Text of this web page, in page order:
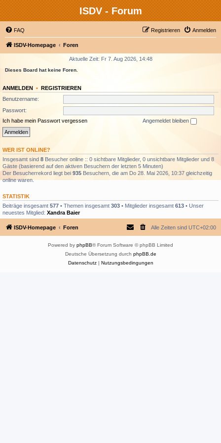
ISDV - Forum
FAQ Anmelden
Registrieren
ISDV-Homepage Foren
Aktuelle Zeit: Fr 7. Aug 2026, 14:48
Dieses Board hat keine Foren.
ANMELDEN • REGISTRIEREN
Benutzername:
Passwort:
Ich habe mein Passwort vergessen
Angemeldet bleiben
WER IST ONLINE?
Insgesamt sind 8 Besucher online :: 0 sichtbare Mitglieder, 0 unsichtbare Mitglieder und 8
Gäste (basierend auf den aktiven Besuchern der letzten 5 Minuten)
Der Besucherrekord liegt bei 935 Besuchern, die am Do 28. Mai 2026, 10:37 gleichzeitig
online waren.
STATISTIK
Beiträge insgesamt 577 • Themen insgesamt 303 • Mitglieder insgesamt 613 • Unser
neuestes Mitglied: Xandra Baier
ISDV-Homepage Foren Alle Zeiten sind UTC+02:00
Powered by phpBB® Forum Software © phpBB Limited
Deutsche Übersetzung durch phpBB.de
Datenschutz| Nutzungsbedingungen